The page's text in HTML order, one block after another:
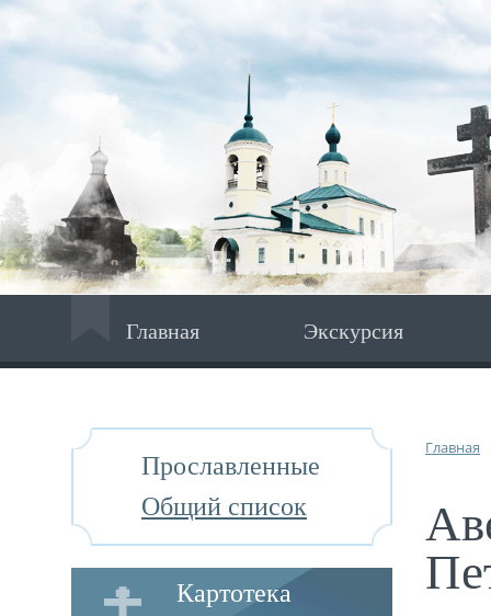
Главная Экскурсия
Прославленные
Общий список
Картотека
Главная